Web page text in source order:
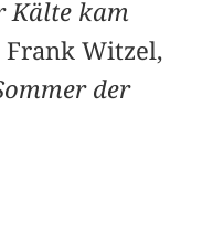
Kälte kam
Witzel,
der